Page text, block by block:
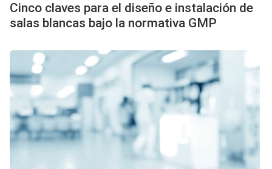
Cinco claves para el diseño e instalación de
salas blancas bajo la normativa GMP